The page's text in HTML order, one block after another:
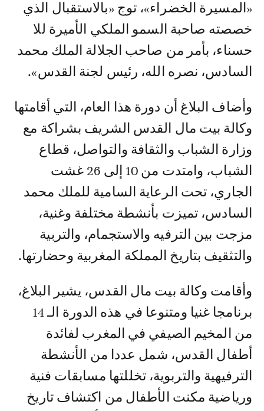
«المسيرة الخضراء»، توج «بالاستقبال الذي
خصصته صاحبة السمو الملكي الأميرة للا
حسناء، بأمر من صاحب الجلالة الملك محمد
السادس، نصره الله، رئيس لجنة القدس».
وأضاف البلاغ أن دورة هذا العام، التي أقامتها
وكالة بيت مال القدس الشريف بشراكة مع
وزارة الشباب والثقافة والتواصل، قطاع
الشباب، وامتدت من 10 إلى 26 غشت
الجاري، تحت الرعاية السامية للملك محمد
السادس، تميزت بأنشطة مختلفة وغنية،
مزجت بين الترفيه والاستجمام، والتربية
والتثقيف بتاريخ المملكة المغربية وحضارتها.
وأقامت وكالة بيت مال القدس، يشير البلاغ،
برنامجا غنيا ومتنوعا في هذه الدورة الـ 14
من المخيم الصيفي في المغرب لفائدة
أطفال القدس، شمل عددا من الأنشطة
الترفيهية والتربوية، تخللتها مسابقات فنية
ورياضية مكنت الأطفال من اكتشاف تاريخ